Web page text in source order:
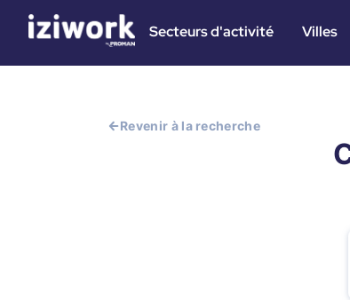
Secteurs d'activité Villes
Revenir à la recherche